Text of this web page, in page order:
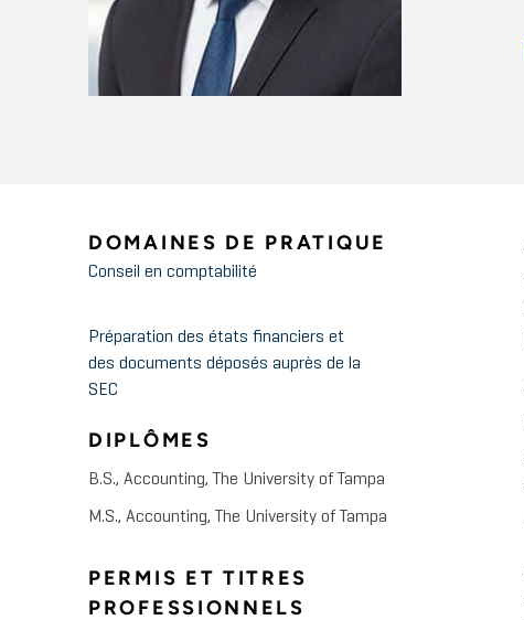
DOMAINES DE PRATIQUE
Conseil en comptabilité
Préparation des états financiers et
des documents déposés auprès de la
SEC
DIPLÔMES
B.S., Accounting, The University of Tampa
M.S., Accounting, The University of Tampa
PERMIS ET TITRES
PROFESSIONNELS